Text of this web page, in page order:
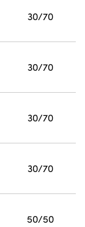
30/70
30/70
30/70
30/70
50/50